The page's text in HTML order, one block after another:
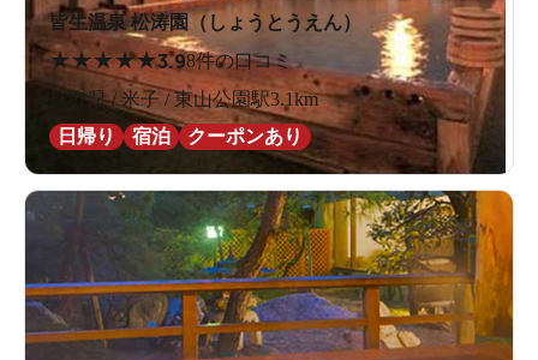
皆生温泉 松涛園（しょうとうえん）
★★★★★3.98件の口コミ
鳥取県 / 米子 / 東山公園駅3.1km
日帰り
宿泊 クーポンあり